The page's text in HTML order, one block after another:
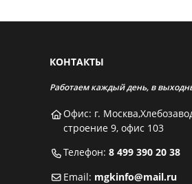
КОНТАКТЫ
Работаем каждый день, в
Офис: г.
строение 9, офис 103
Телефон: 8 499 390 20 38
Email: mgkinfo@mail.ru